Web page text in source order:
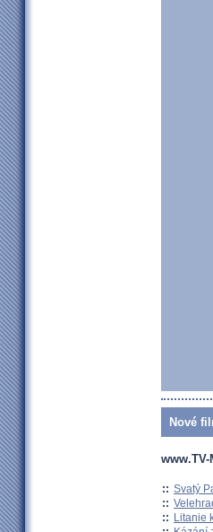
Nové
www.TV-
:: Svatý
::
:: Litanie